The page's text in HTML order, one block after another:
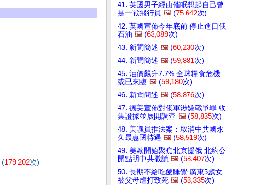
(179,202次)
41. 英國男子經由催眠想起自己曾
是一戰飛行員 🖼️ (75,642次)
42. 英國宣佈今年底前 停止進口俄
石油 🖼️ (63,089次)
43. 新聞簡述 🖼️ (60,230次)
44. 新聞簡述 🖼️ (59,881次)
45. 油價飆升7.7% 全球糧食危機
或已來臨 🖼️ (59,180次)
46. 新聞簡述 🖼️ (58,876次)
47. 德美宣佈對俄軍涉嫌戰爭罪 收
集證據並展開調查 🖼️ (58,835次)
48. 美議員推法案：取消中共國永
久最惠國待遇 🖼️ (58,519次)
49. 美歐開始聚焦北京援俄 北約公
開點明中共撒謊 🖼️ (58,407次)
50. 長期不給吃飯睡覺 廣東5歲女
被父母虐打致死 🖼️ (58,335次)